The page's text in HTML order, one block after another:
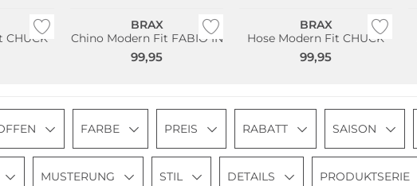
CHUCK
BRAX
Chino Modern Fit FABIO IN
99,95
BRAX
Hose Modern Fit CHUCK
99,95
FARBE PREIS RABATT SAISON
MUSTERUNG STIL DETAILS PRODUKTSERIE